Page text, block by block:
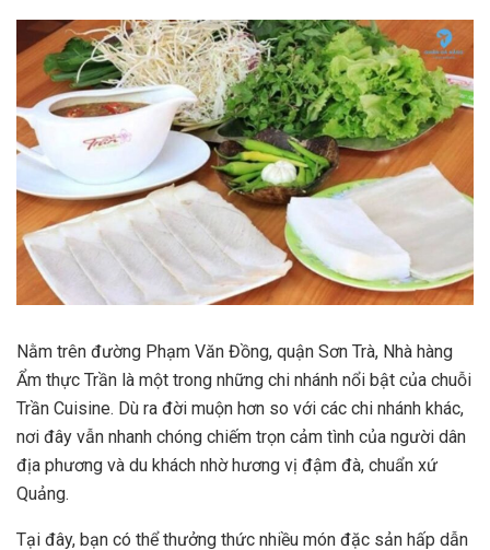
Nằm trên đường Phạm Văn Đồng, quận Sơn Trà, Nhà hàng
Ẩm thực Trần là một trong những chi nhánh nổi bật của chuỗi
Trần Cuisine. Dù ra đời muộn hơn so với các chi nhánh khác,
nơi đây vẫn nhanh chóng chiếm trọn cảm tình của người dân
địa phương và du khách nhờ hương vị đậm đà, chuẩn xứ
Quảng.
Tại đây, bạn có thể thưởng thức nhiều món đặc sản hấp dẫn